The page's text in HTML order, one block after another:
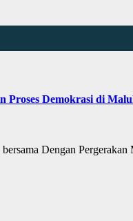
Proses Demokrasi di
Dengan